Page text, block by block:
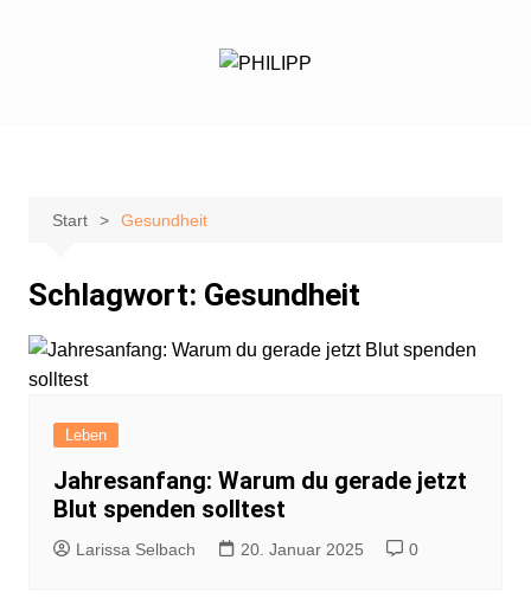
Start Gesundheit
Schlagwort: Gesundheit
Leben
Jahresanfang: Warum du gerade jetzt
Blut spenden solltest
Larissa Selbach 20. Januar 2025 0